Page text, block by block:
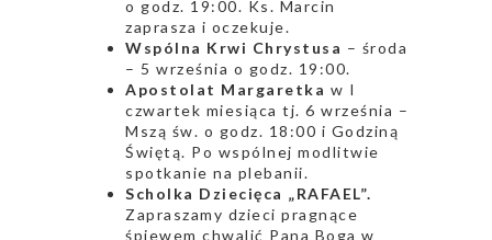
o godz. 19:00. Ks. Marcin
zaprasza i oczekuje.
Wspólna Krwi Chrystusa – środa
– 5 września o godz. 19:00.
Apostolat Margaretka w I
czwartek miesiąca tj. 6 września –
Mszą św. o godz. 18:00 i Godziną
Świętą. Po wspólnej modlitwie
spotkanie na plebanii.
Scholka Dziecięca „RAFAEL”.
Zapraszamy dzieci pragnące
śpiewem chwalić Pana Boga w